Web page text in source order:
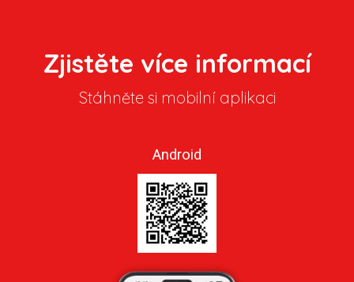
Zjistěte více informací
Stáhněte si mobilní aplikaci
Android